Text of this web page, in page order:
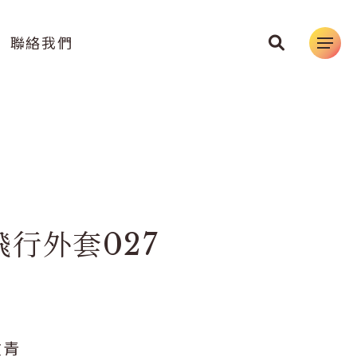
聯絡我們
行外套027